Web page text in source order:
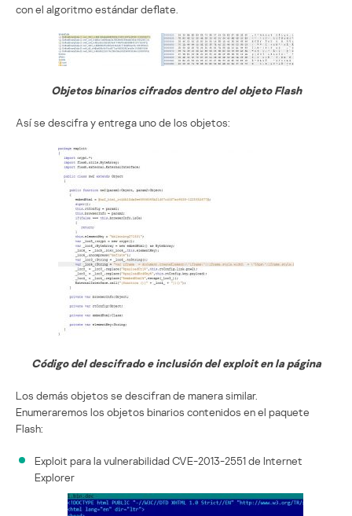
con el algoritmo estándar deflate.
Objetos binarios cifrados dentro del objeto Flash
Así se descifra y entrega uno de los objetos:
Código del descifrado e inclusión del exploit en la página
Los demás objetos se descifran de manera similar.
Enumeraremos los objetos binarios contenidos en el paquete
Flash:
Exploit para la vulnerabilidad CVE-2013-2551 de Internet
Explorer